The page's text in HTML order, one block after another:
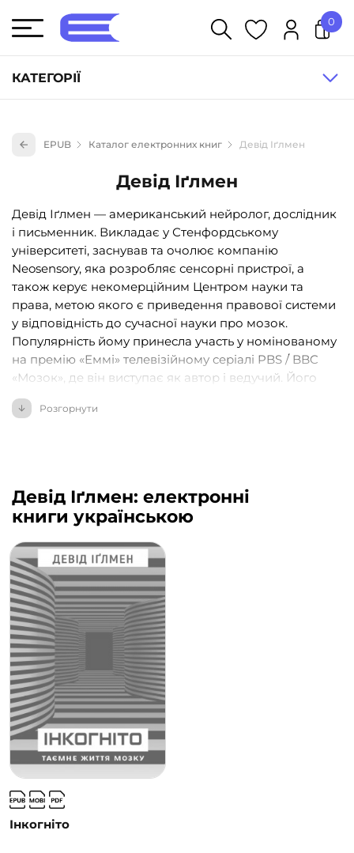
КАТЕГОРІЇ
Книги для дітей (833)
Книги для підлітків (240)
Науково-популярна література (1015)
Навчальна література та посібники (527)
Енциклопедії, довідники, словники (55)
Подарункові сертифікати (1)
0
EPUB Каталог електронних книг Девід Іґлмен
Девід Іґлмен
Девід Іґлмен — американський нейролог, дослідник
і письменник. Викладає у Стенфордському
університеті, заснував та очолює компанію
Neosensory, яка розробляє сенсорні пристрої, а
також керує некомерційним Центром науки та
права, метою якого є приведення правової системи
у відповідність до сучасної науки про мозок.
Популярність йому принесла участь у номінованому
на премію «Еммі» телевізійному серіалі PBS / BBC
«Мозок», де він виступає як автор і ведучий. Його
книги не раз ставали бестселерами The New York
Times, та перекладені 32 мовами.
Розгорнути
Девід Іґлмен: електронні
книги українською
Інкогніто